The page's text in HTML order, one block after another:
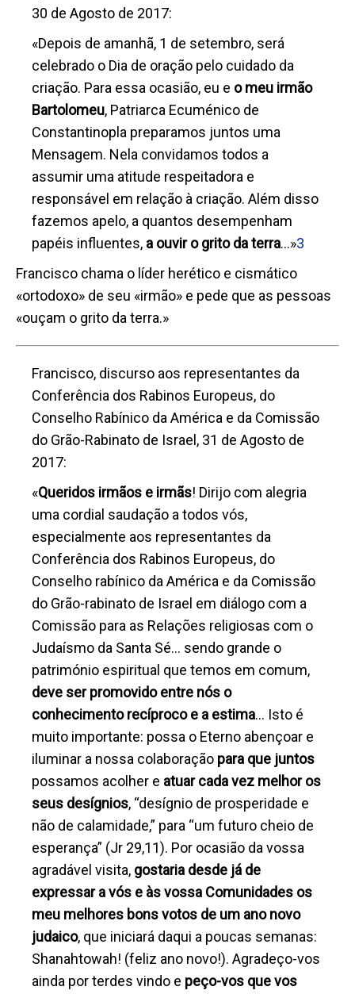
30 de Agosto de 2017:
«Depois de amanhã, 1 de setembro, será
celebrado o Dia de oração pelo cuidado da
criação. Para essa ocasião, eu e o meu irmão
Bartolomeu, Patriarca Ecuménico de
Constantinopla preparamos juntos uma
Mensagem. Nela convidamos todos a
assumir uma atitude respeitadora e
responsável em relação à criação. Além disso
fazemos apelo, a quantos desempenham
papéis influentes, a ouvir o grito da terra…»3
Francisco chama o líder herético e cismático
«ortodoxo» de seu «irmão» e pede que as pessoas
«ouçam o grito da terra.»
Francisco, discurso aos representantes da
Conferência dos Rabinos Europeus, do
Conselho Rabínico da América e da Comissão
do Grão-Rabinato de Israel, 31 de Agosto de
2017:
«Queridos irmãos e irmãs! Dirijo com alegria
uma cordial saudação a todos vós,
especialmente aos representantes da
Conferência dos Rabinos Europeus, do
Conselho rabínico da América e da Comissão
do Grão-rabinato de Israel em diálogo com a
Comissão para as Relações religiosas com o
Judaísmo da Santa Sé… sendo grande o
património espiritual que temos em comum,
deve ser promovido entre nós o
conhecimento recíproco e a estima… Isto é
muito importante: possa o Eterno abençoar e
iluminar a nossa colaboração para que juntos
possamos acolher e atuar cada vez melhor os
seus desígnios, “desígnio de prosperidade e
não de calamidade,” para “um futuro cheio de
esperança” (Jr 29,11). Por ocasião da vossa
agradável visita, gostaria desde já de
expressar a vós e às vossa Comunidades os
meu melhores bons votos de um ano novo
judaico, que iniciará daqui a poucas semanas:
Shanahtowah! (feliz ano novo!). Agradeço-vos
ainda por terdes vindo e peço-vos que vos